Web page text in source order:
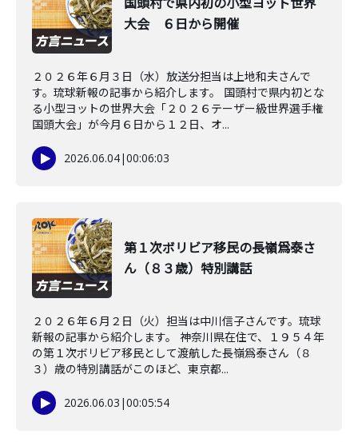
大会 ６日から開催
２０２６年６月３日（水）放送分担当は上地和夫さんで
す。琉球新報の記事から紹介します。 国頭村で県内初とな
る小型ヨットの世界大会「２０２６テーザー級世界選手権
国頭大会」が今月６日から１２日、オ...
2026.06.04|00:06:03
第１次ボリビア移民の長嶺爲泰さ
ん（８３歳）特別講話
２０２６年６月２日（火）担当は中川信子さんです。琉球
新報の記事から紹介します。 神奈川県在住で、１９５４年
の第１次ボリビア移民として渡航した長嶺爲泰さん（８
３）歳の特別講話がこのほど、東京都...
2026.06.03 |00:05:54